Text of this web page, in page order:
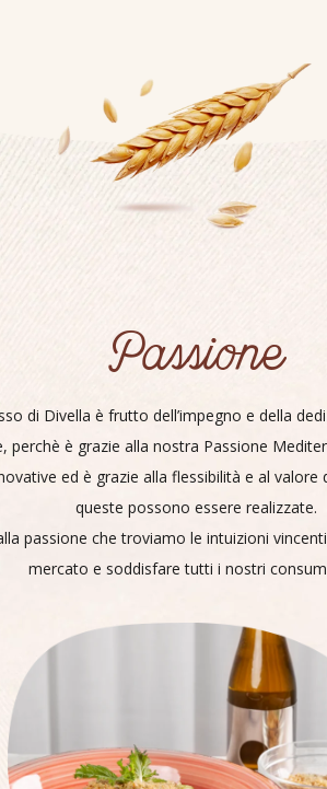
Passione
di Divella è frutto dell’impegno e della
perchè è grazie alla nostra Passione
ed è grazie alla flessibilità e al valore
queste possono essere realizzate.
passione che troviamo le intuizioni
mercato e soddisfare tutti i nostri